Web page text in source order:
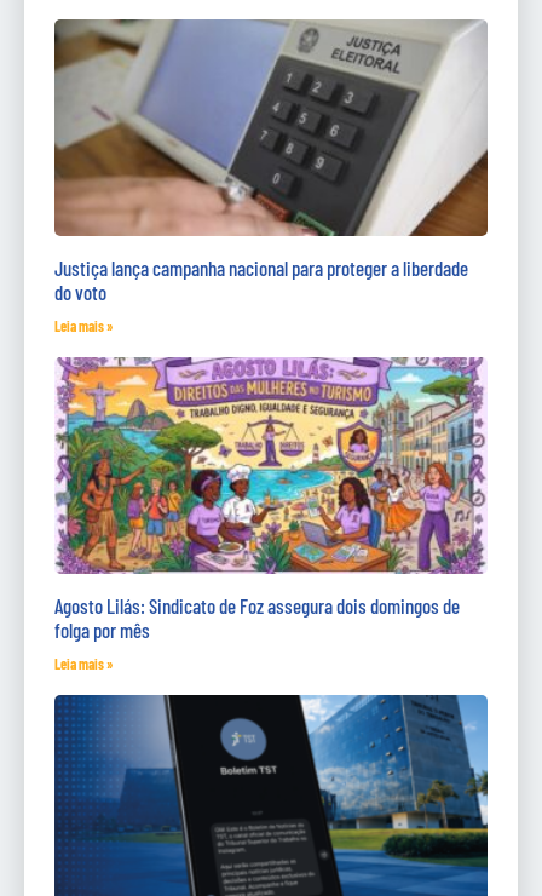
Justiça lança campanha nacional para proteger a liberdade
do voto
Leia mais »
Agosto Lilás: Sindicato de Foz assegura dois domingos de
folga por mês
Leia mais »